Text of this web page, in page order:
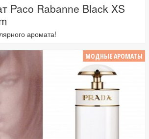
Paco Rabanne Black XS
аромата!
МОДНЫЕ АРОМАТЫ